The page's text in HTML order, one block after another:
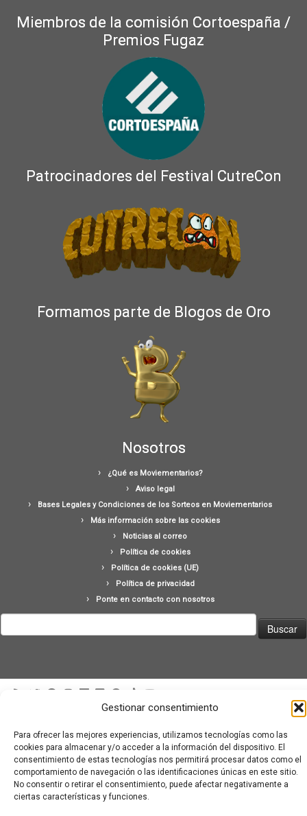
Gestionar consentimiento
Para ofrecer las mejores experiencias, utilizamos tecnologías como las
cookies para almacenar y/o acceder a la información del dispositivo. El
consentimiento de estas tecnologías nos permitirá procesar datos como el
comportamiento de navegación o las identificaciones únicas en este sitio.
No consentir o retirar el consentimiento, puede afectar negativamente a
ciertas características y funciones.
Miembros de la comisión Cortoespaña /
Premios Fugaz
Patrocinadores del Festival CutreCon
Formamos parte de Blogos de Oro
Nosotros
¿Qué es Moviementarios?
Aviso legal
Bases Legales y Condiciones de los Sorteos en Moviementarios
Más información sobre las cookies
Noticias al correo
Política de cookies
Política de cookies (UE)
Política de privacidad
Ponte en contacto con nosotros
Diseñado con elTema Customizr ·